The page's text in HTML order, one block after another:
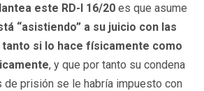
este RD-l 16/20 es que asume
“asistiendo” a su juicio con las
si lo hace físicamente como
, y que por tanto su condena
de prisión se le habría impuesto con